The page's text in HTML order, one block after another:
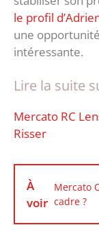
le profil
une
intéressante.
Lire la suite
Mercato RC
Risser
À
voir
Mercato
cadre ?